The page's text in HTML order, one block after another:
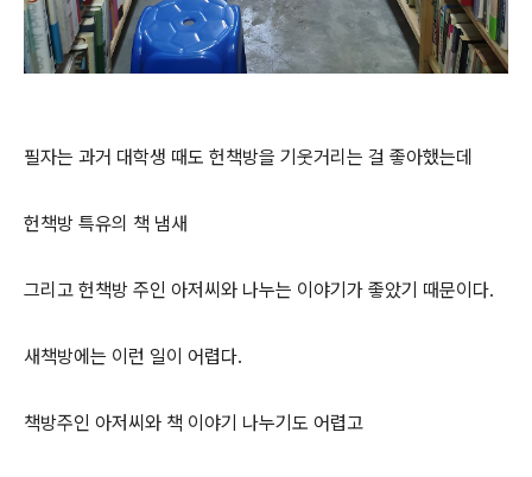
필자는 과거 대학생 때도 헌책방을 기웃거리는 걸 좋아했는데
헌책방 특유의 책 냄새
그리고 헌책방 주인 아저씨와 나누는 이야기가 좋았기 때문이다.
새책방에는 이런 일이 어렵다.
책방주인 아저씨와 책 이야기 나누기도 어렵고